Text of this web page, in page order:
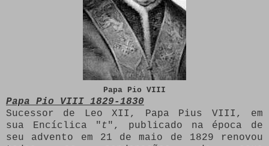
Papa Pio VIII
Papa Pio VIII 1829-1830
Sucessor de Leo XII, Papa Pius VIII, em
sua Encíclica " t", publicado na época de
seu advento em 21 de maio de 1829 renovou